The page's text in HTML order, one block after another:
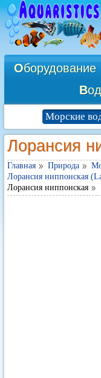
Оборудование
В
Морские
Лорансия
Главная Природа
Лорансия ниппонская
Лорансия ниппонская